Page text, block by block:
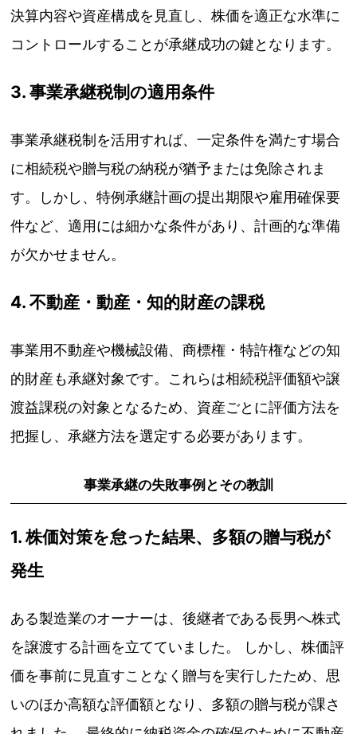
決算内容や資産構成を見直し、株価を適正な水準に
コントロールすることが承継成功の鍵となります。
3. 事業承継税制の適用条件
事業承継税制を活用すれば、一定条件を満たす場合
に相続税や贈与税の納税が猶予または免除されま
す。しかし、特例承継計画の提出期限や雇用確保要
件など、適用には細かな条件があり、計画的な準備
が欠かせません。
4. 不動産・動産・知的財産の課税
事業用不動産や機械設備、商標権・特許権などの知
的財産も承継対象です。これらは相続税評価額や譲
渡益課税の対象となるため、資産ごとに評価方法を
把握し、承継方法を選定する必要があります。
事業承継の失敗事例とその教訓
1. 株価対策を怠った結果、多額の贈与税が
発生
ある製造業のオーナーは、後継者である長男へ株式
を譲渡する計画を立てていました。 しかし、株価評
価を事前に見直すことなく贈与を実行したため、思
いのほか高額な評価額となり、多額の贈与税が課さ